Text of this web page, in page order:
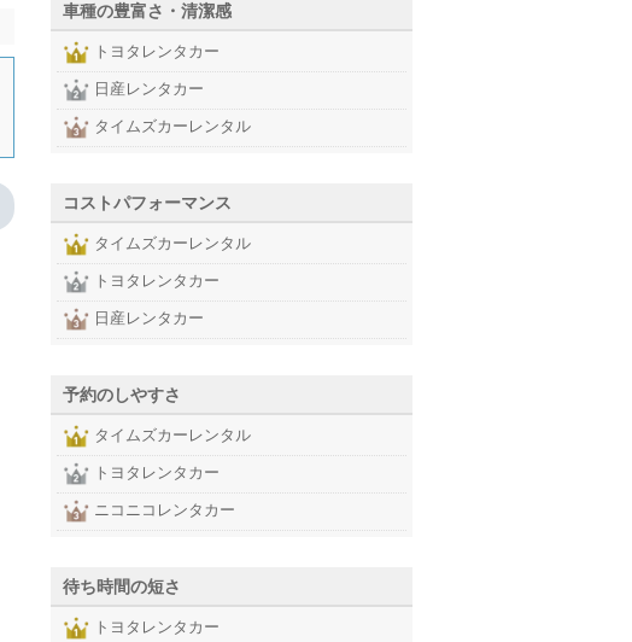
車種の豊富さ・清潔感
トヨタレンタカー
日産レンタカー
タイムズカーレンタル
コストパフォーマンス
タイムズカーレンタル
トヨタレンタカー
日産レンタカー
予約のしやすさ
タイムズカーレンタル
トヨタレンタカー
ニコニコレンタカー
待ち時間の短さ
トヨタレンタカー